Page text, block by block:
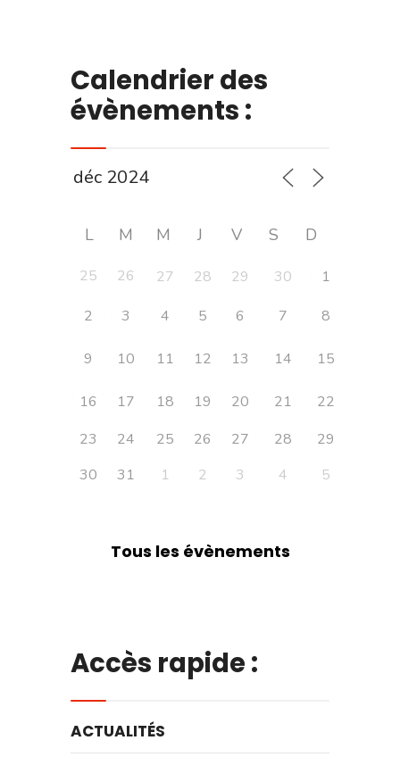
Calendrier des
évènements :
L M M J V S D
25 26 27 28 29 30
1
2
3 4 5 6 7 8
9 10 11 12 13 14 15
16 17 18 19 20 21
22
23
24 25 26 27 28
29
30
31 1 2 3 4 5
Tous les évènements
Accès rapide :
ACTUALITÉS